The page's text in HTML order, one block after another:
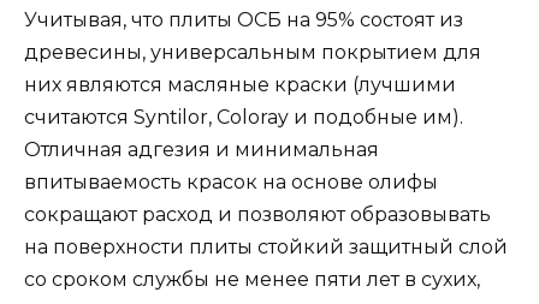
Учитывая, что плиты ОСБ на 95% состоят из
древесины, универсальным покрытием для
них являются масляные краски (лучшими
считаются Syntilor, Coloray и подобные им).
Отличная адгезия и минимальная
впитываемость красок на основе олифы
сокращают расход и позволяют образовывать
на поверхности плиты стойкий защитный слой
со сроком службы не менее пяти лет в сухих,